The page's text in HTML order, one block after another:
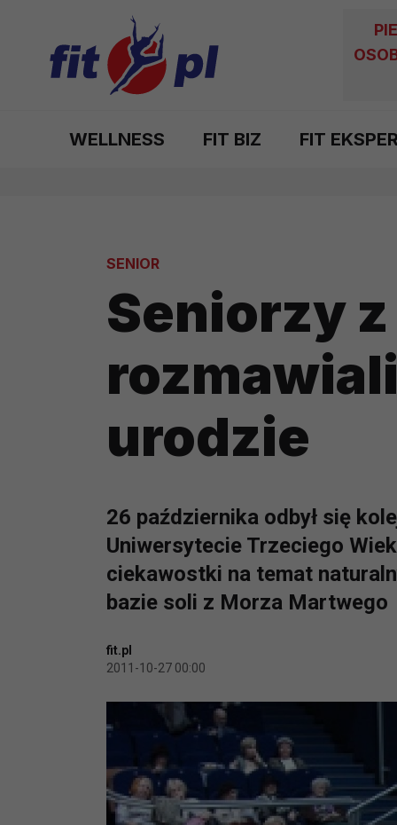
WELLNESS FIT BIZ FIT
SENIOR
Seniorzy
urodzie
26 października odbył się
Uniwersytecie Trzeciego
ciekawostki na temat
bazie soli z Morza Martwego
fit.pl
2011-10-27 00:00